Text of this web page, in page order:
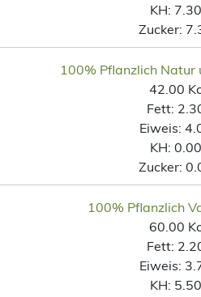
KH:
Zucker:
100% Pflanzlich Natur
42.00
Fett:
Eiweis:
KH:
Zucker:
100% Pflanzlich
60.00
Fett:
Eiweis:
KH: